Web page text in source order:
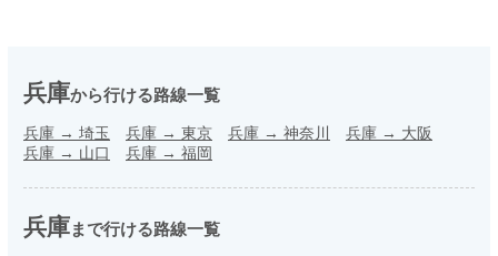
兵庫から行ける路線一覧
兵庫 → 埼玉 兵庫 → 東京 兵庫 → 神奈川 兵庫 → 大阪
兵庫 → 山口 兵庫 → 福岡
兵庫まで行ける路線一覧